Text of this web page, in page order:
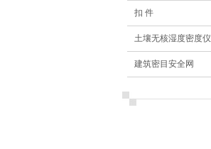
扣 件
土壤无核湿度密度仪
建筑密目安全网